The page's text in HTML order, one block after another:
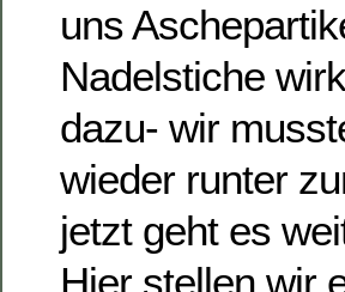
uns
Nadelstiche
dazu- wir
wieder runter
jetzt geht es
Hier stellen wir